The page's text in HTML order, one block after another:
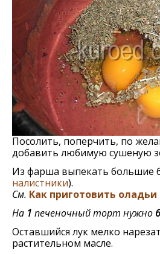
Посолить, поперчить, по
добавить любимую сушеную
Из фарша выпекать большие
налистники).
См. Как приготовить оладьи
На 1 печеночный торт нужно
Оставшийся лук мелко
растительном масле.